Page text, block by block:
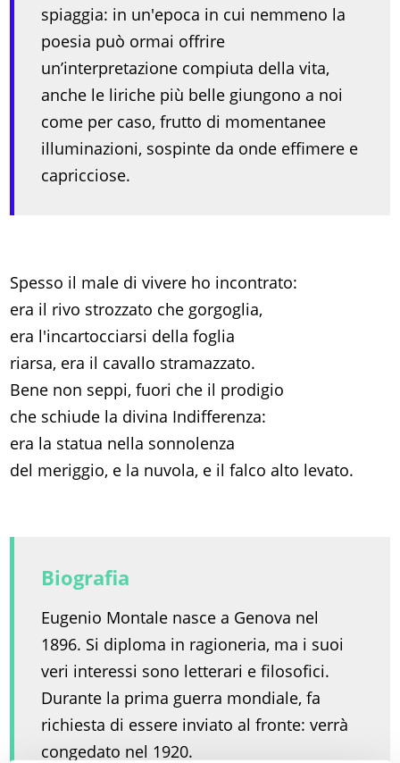
spiaggia: in un'epoca in cui nemmeno la
poesia può ormai offrire
un’interpretazione compiuta della vita,
anche le liriche più belle giungono a noi
come per caso, frutto di momentanee
illuminazioni, sospinte da onde effimere e
capricciose.
Spesso il male di vivere ho incontrato:
era il rivo strozzato che gorgoglia,
era l'incartocciarsi della foglia
riarsa, era il cavallo stramazzato.
Bene non seppi, fuori che il prodigio
che schiude la divina Indifferenza:
era la statua nella sonnolenza
del meriggio, e la nuvola, e il falco alto levato.
Biografia
Eugenio Montale nasce a Genova nel
1896. Si diploma in ragioneria, ma i suoi
veri interessi sono letterari e filosofici.
Durante la prima guerra mondiale, fa
richiesta di essere inviato al fronte: verrà
congedato nel 1920.